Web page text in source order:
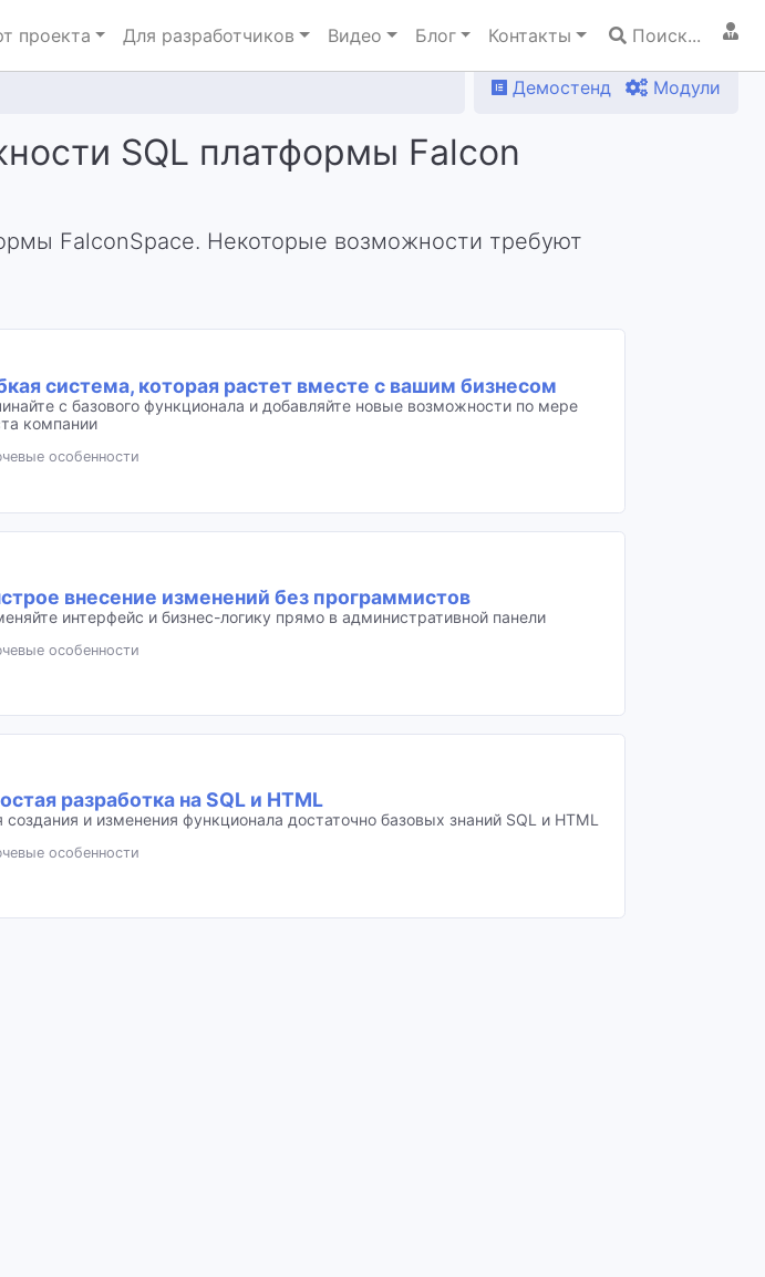
проекта Для разработчиков Видео Блог Контакты Поиск...
Демостенд Модули
SQL платформы Falcon
FalconSpace. Некоторые возможности требуют
система, которая растет вместе с вашим бизнесом
с базового функционала и добавляйте новые возможности по мере
компании
особенности
внесение изменений без программистов
интерфейс и бизнес-логику прямо в административной панели
особенности
разработка на SQL и HTML
создания и изменения функционала достаточно базовых знаний SQL и HTML
особенности